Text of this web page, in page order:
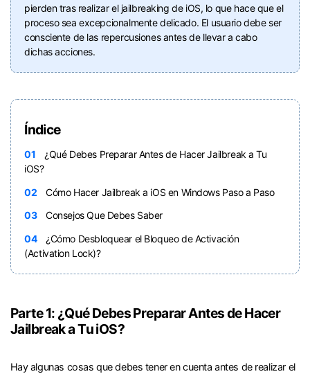
pierden tras realizar el jailbreaking de iOS, lo que hace que el
proceso sea excepcionalmente delicado.󠀲󠀩󠀧󠀣󠀠󠀨󠀢󠀣󠀳󠀰 El usuario debe ser
consciente de las repercusiones antes de llevar a cabo
dichas acciones.󠀲󠀩󠀧󠀣󠀠󠀨󠀢󠀤󠀳
Índice
01
¿Qué Debes Preparar Antes de Hacer Jailbreak a Tu
iOS?󠀲󠀩󠀧󠀣󠀠󠀨󠀢󠀦󠀳
02
Cómo Hacer Jailbreak a iOS en Windows Paso a Paso󠀲󠀩󠀧󠀣󠀠󠀨󠀢󠀧󠀳
03
Consejos Que Debes Saber󠀲󠀩󠀧󠀣󠀠󠀨󠀢󠀨󠀳
04
¿Cómo Desbloquear el Bloqueo de Activación
(Activation Lock)?󠀲󠀩󠀧󠀣󠀠󠀨󠀢󠀩󠀳
Parte 1: ¿Qué Debes Preparar Antes de Hacer
Jailbreak a Tu iOS?󠀲󠀩󠀧󠀣󠀠󠀨󠀢󠀦󠀳
󠀰Hay algunas cosas que debes tener en cuenta antes de realizar el